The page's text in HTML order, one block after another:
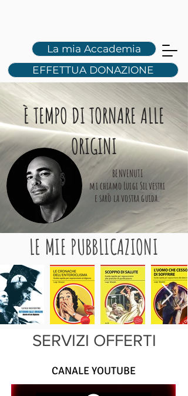
La mia Accademia
EFFETTUA DONAZIONE
LS
È TEMPO DI TORNARE ALLE
ORIGINI
BENVENUTI
mi chiamo Luigi Silvestri
e sarò la vostra guida.
LE MIE PUBBLICAZIONI
SERVIZI OFFERTI
CANALE YOUTUBE